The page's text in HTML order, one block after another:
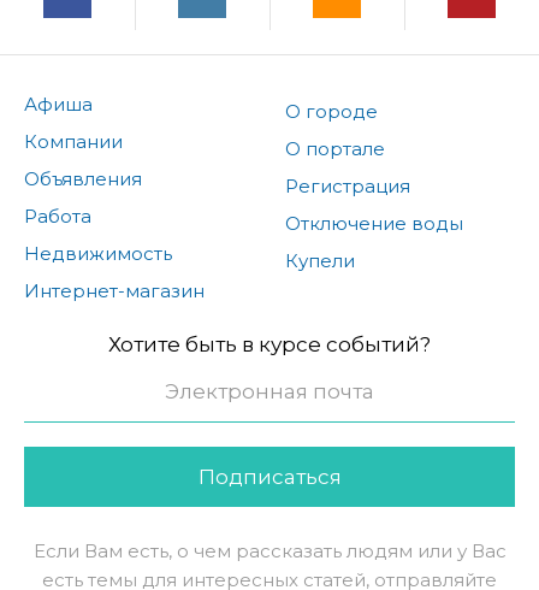
Афиша
Компании
Объявления
Работа
Недвижимость
Интернет-магазин
О городе
О портале
Регистрация
Отключение воды
Купели
Хотите быть в курсе событий?
Подписаться
Если Вам есть, о чем рассказать людям или у Вас
есть темы для интересных статей, отправляйте